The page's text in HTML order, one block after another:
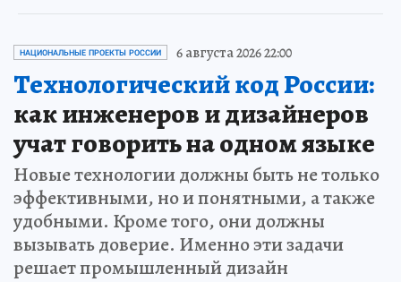
НАЦИОНАЛЬНЫЕ ПРОЕКТЫ РОССИИ 6 августа 2026 22:00
Технологический код России:
как инженеров и дизайнеров
учат говорить на одном языке
Новые технологии должны быть не только
эффективными, но и понятными, а также
удобными. Кроме того, они должны
вызывать доверие. Именно эти задачи
решает промышленный дизайн